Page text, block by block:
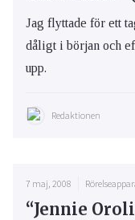
Jag flyttade för ett
dåligt i början och
upp.
Redaktionen
7 maj, 2008
“Jennie